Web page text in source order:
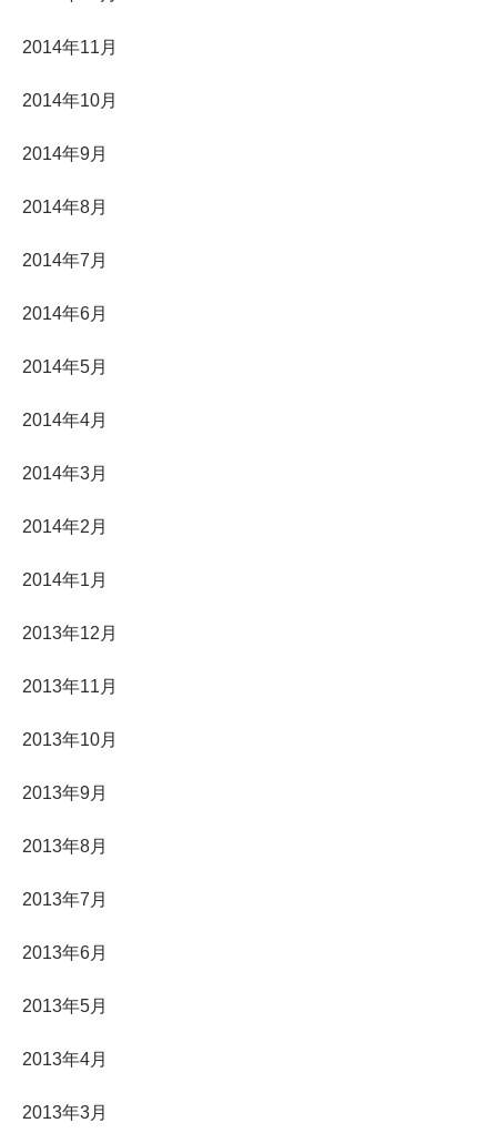
2014年11月
2014年10月
2014年9月
2014年8月
2014年7月
2014年6月
2014年5月
2014年4月
2014年3月
2014年2月
2014年1月
2013年12月
2013年11月
2013年10月
2013年9月
2013年8月
2013年7月
2013年6月
2013年5月
2013年4月
2013年3月